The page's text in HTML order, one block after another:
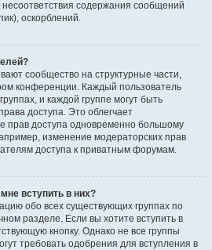
содержания сообщений
оскорблений.
сообщество на структурные части,
конференции. Каждый пользователь
и каждой группе могут быть
доступа. Это облегчает
прав доступа одновременно большому
изменение модераторских прав
доступа к приватным форумам.
вступить в них?
обо всех существующих группах по
разделе. Если вы хотите вступить в
кнопку. Однако не все группы
требовать одобрения для вступления в